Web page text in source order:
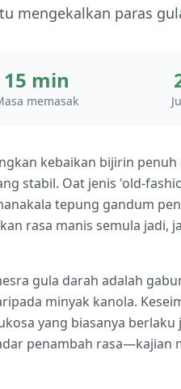
mengekalkan paras
15 min
memasak
kebaikan bijirin
stabil. Oat jenis 'old-
tepung gandum
rasa manis semula jadi,
gula darah adalah
minyak kanola.
yang biasanya
penambah rasa—kajian